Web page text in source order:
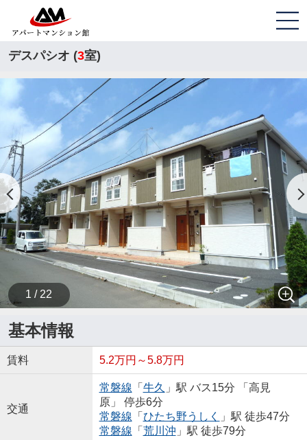
デスパシオ (3室)
1 / 22
基本情報
賃料 5.2万円～5.8万円
交通
常磐線 「 牛久 」駅 バス15分 「高見
原」 停歩6分
常磐線 「 ひたち野うしく
」駅 徒歩47分
常磐線 「 荒川沖 」駅 徒歩79分